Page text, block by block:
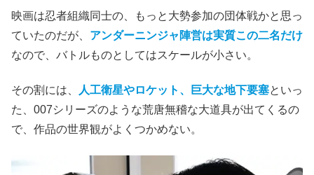
映画は忍者組織同士の、もっと大勢参加の団体戦かと思っ
ていたのだが、 アンダーニンジャ陣営は実質この二名だけ
なので、バトルものとしてはスケールが小さい。
その割には、 人工衛星やロケット、巨大な地下要塞といっ
た、007シリーズのような荒唐無稽な大道具が出てくるの
で、作品の世界観がよくつかめない。